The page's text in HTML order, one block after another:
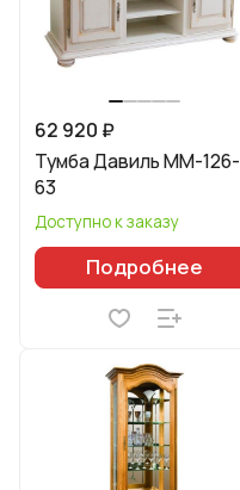
62 920 ₽
Тумба Давиль ММ-126-
63
Доступно к заказу
Подробнее